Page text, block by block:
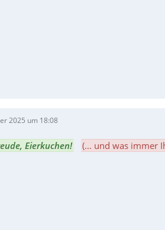
2025 um 18:08
Eierkuchen! (... und was immer